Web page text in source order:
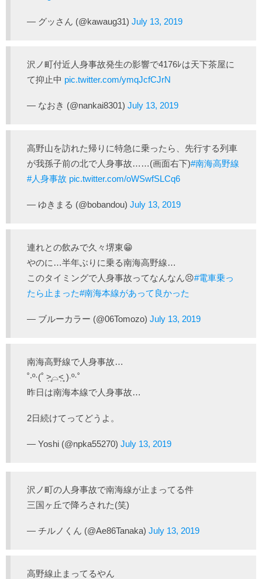
— グッさん (@kawaug31) July 13, 2019
沢ノ町付近人身事故発生の影響で4176ﾚは天下茶屋に
て抑止中 pic.twitter.com/ymqJcfCJrN
— なおき (@nankai8301) July 13, 2019
高野山を訪れた帰りに特急に乗ったら、先行する列車
が我孫子前の北で人身事故……(画面右下)#南海高野線
#人身事故 pic.twitter.com/oWSwfSLCq6
— ゆきまる (@bobandou) July 13, 2019
連れとの飲みで久々堺東😁
やのに…半年ぶりに乗る南海高野線…
このタイミングで人身事故ってなんなん😣#電車乗っ
たら止まった#南海本線があって良かった
— ブルーカラー (@06Tomozo) July 13, 2019
南海高野線で人身事故…
˚‧º·(˚ ˃̣̣̥⌓˂̣̣̥ )‧º·˚
昨日は南海本線で人身事故…
2日続けてってどうよ。
— Yoshi (@npka55270) July 13, 2019
沢ノ町の人身事故で南海線が止まってる件
三国ヶ丘で降ろされた(笑)
— チルノくん (@Ae86Tanaka) July 13, 2019
高野線止まってるやん